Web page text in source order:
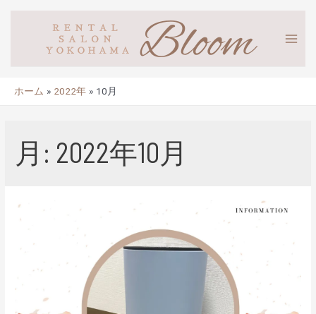
ホーム 2022年 10月
月: 2022年10月